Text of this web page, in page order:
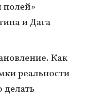
полей»
и Дага
Как
реальности